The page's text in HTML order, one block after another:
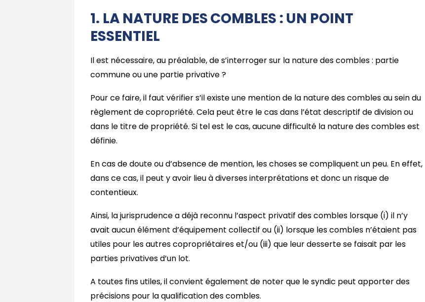
1. LA NATURE DES COMBLES : UN POINT
ESSENTIEL
Il est nécessaire, au préalable, de s’interroger sur la nature des combles : partie
commune ou une partie privative ?
Pour ce faire, il faut vérifier s’il existe une mention de la nature des combles au sein du
règlement de copropriété. Cela peut être le cas dans l’état descriptif de division ou
dans le titre de propriété. Si tel est le cas, aucune difficulté la nature des combles est
définie.
En cas de doute ou d’absence de mention, les choses se compliquent un peu. En effet,
dans ce cas, il peut y avoir lieu à diverses interprétations et donc un risque de
contentieux.
Ainsi, la jurisprudence a déjà reconnu l’aspect privatif des combles lorsque (i) il n’y
avait aucun élément d’équipement collectif ou (ii) lorsque les combles n’étaient pas
utiles pour les autres copropriétaires et/ou (iii) que leur desserte se faisait par les
parties privatives d’un lot.
A toutes fins utiles, il convient également de noter que le syndic peut apporter des
précisions pour la qualification des combles.